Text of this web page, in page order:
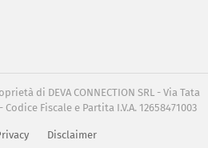
di DEVA CONNECTION SRL - Via Tata
Fiscale e Partita I.V.A. 12658471003
Disclaimer